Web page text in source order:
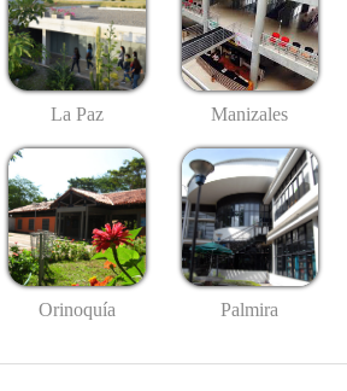
La Paz Manizales
Orinoquía Palmira